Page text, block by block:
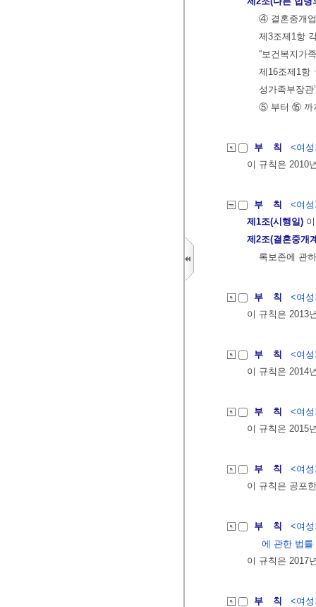
④ 결혼중개
제3조제1항
“보건복지가
제16조제1항
성가족부장관
⑤ 부터 ⑮ 까
부 칙
<여
이 규칙은 2010
부 칙
<여
제1조(시행일)
제2조(결혼중개
록보존에 관
부 칙
<여
이 규칙은 2013
부 칙
<여
이 규칙은 2014
부 칙
<여
이 규칙은 2015
부 칙
<여
이 규칙은 공포
부 칙
<여
에 관한 법률
이 규칙은 2017
부 칙
<여